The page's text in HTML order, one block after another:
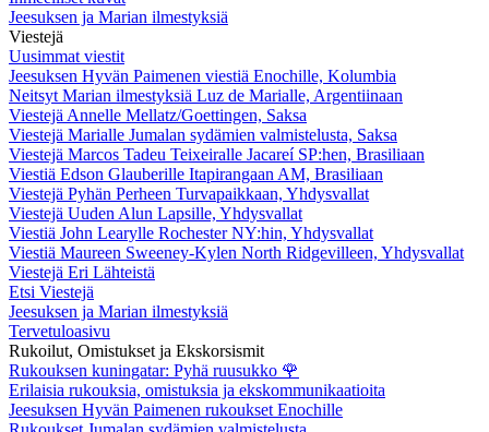
Jeesuksen ja Marian ilmestyksiä
Viestejä
Uusimmat viestit
Jeesuksen Hyvän Paimenen viestiä Enochille, Kolumbia
Neitsyt Marian ilmestyksiä Luz de Marialle, Argentiinaan
Viestejä Annelle Mellatz/Goettingen, Saksa
Viestejä Marialle Jumalan sydämien valmistelusta, Saksa
Viestejä Marcos Tadeu Teixeiralle Jacareí SP:hen, Brasiliaan
Viestiä Edson Glauberille Itapirangaan AM, Brasiliaan
Viestejä Pyhän Perheen Turvapaikkaan, Yhdysvallat
Viestejä Uuden Alun Lapsille, Yhdysvallat
Viestiä John Learylle Rochester NY:hin, Yhdysvallat
Viestiä Maureen Sweeney-Kylen North Ridgevilleen, Yhdysvallat
Viestejä Eri Lähteistä
Etsi Viestejä
Jeesuksen ja Marian ilmestyksiä
Tervetuloasivu
Rukoilut, Omistukset ja Ekskorsismit
Rukouksen kuningatar: Pyhä ruusukko 🌹
Erilaisia rukouksia, omistuksia ja ekskommunikaatioita
Jeesuksen Hyvän Paimenen rukoukset Enochille